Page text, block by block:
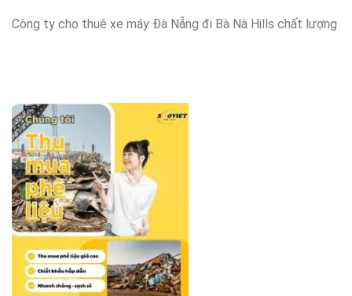
Công ty cho thuê xe máy Đà Nẵng đi Bà Nà Hills chất lượng